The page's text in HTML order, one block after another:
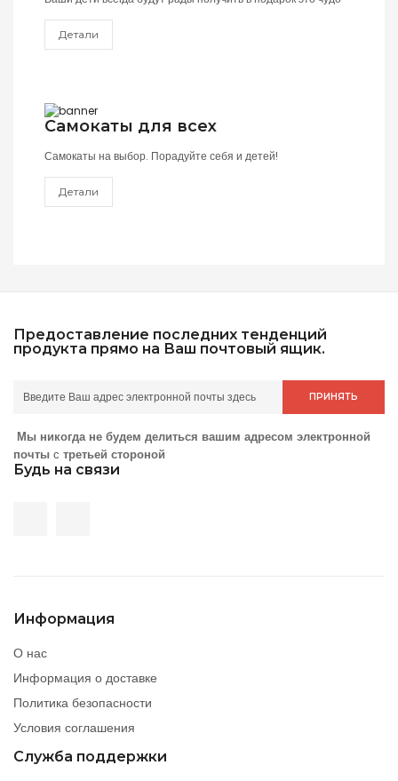
Детали
Самокаты для всех
Самокаты на выбор. Порадуйте себя и детей!
Детали
Предоставление последних тенденций
продукта прямо на Ваш почтовый ящик.
ПРИНЯТЬ
Мы никогда не будем делиться вашим адресом электронной
почты с третьей стороной
Будь на связи
Информация
О нас
Информация о доставке
Политика безопасности
Условия соглашения
Служба поддержки